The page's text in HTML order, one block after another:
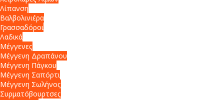
Λίπανση
Βαλβολινιέρα
Γρασσαδόροι
Λαδικά
Μέγγενες
Μέγγενη Δραπάνου
Μέγγενη Πάγκου
Μέγγενη Σαπόρτι
Μέγγενη Σωλήνος
Συρματόβουρτσες